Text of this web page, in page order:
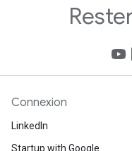
Connexion
LinkedIn
Startup with Google